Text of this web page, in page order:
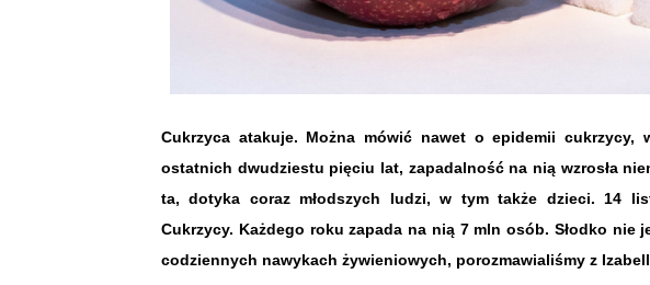
Cukrzyca atakuje. Można mówić nawet o epidemii
ostatnich dwudziestu pięciu lat, zapadalność na nią wzrosła
ta, dotyka coraz młodszych ludzi, w tym także dzieci. 14
Cukrzycy. Każdego roku zapada na nią 7 mln osób. Słodko nie
codziennych nawykach żywieniowych, porozmawialiśmy z